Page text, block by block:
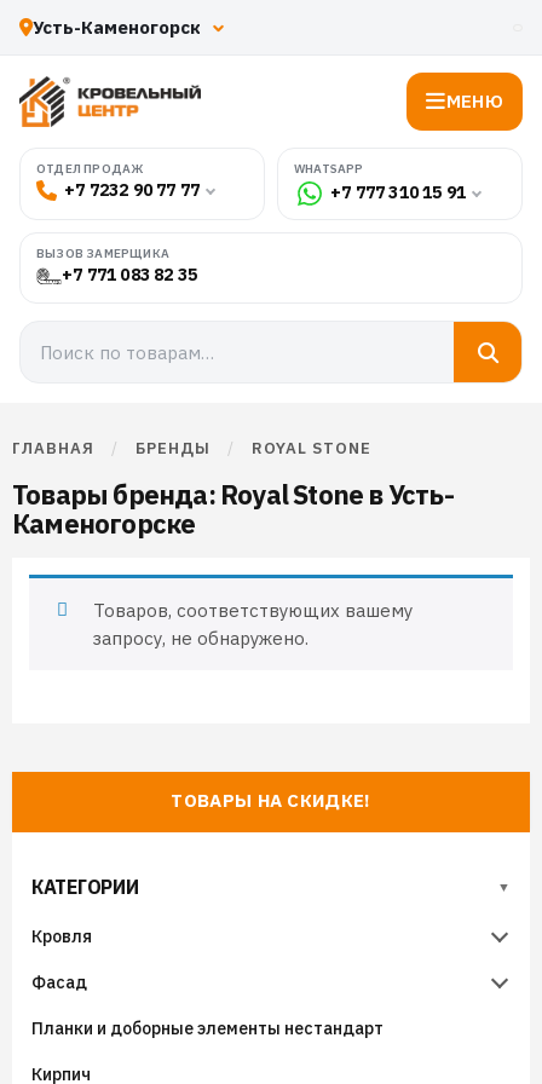
МЕНЮ
ОТДЕЛ ПРОДАЖ
+7 7232 90 77 77
WHATSAPP
+7 777 310 15 91
ВЫЗОВ ЗАМЕРЩИКА
+7 771 083 82 35
ГЛАВНАЯ / БРЕНДЫ / ROYAL STONE
Товары бренда: Royal Stone в Усть-
Каменогорске
ТОВАРЫ НА СКИДКЕ!
КАТЕГОРИИ
Кровля
Металлочерепица
Металлочерепица Супермонтеррей
Металлочерепица Панорама
Гибкая черепица
Гибкая черепица (мягкая кровля) SHINGLAS
Фальцевая кровля
Фасад
Металлический сайдинг
Виниловый сайдинг
Планки и доборные элементы нестандарт
Кирпич
Товаров, соответствующих вашему
запросу, не обнаружено.